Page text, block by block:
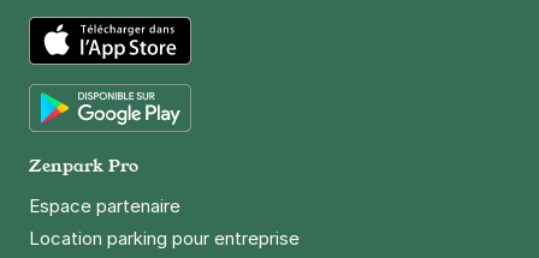
Réserver
Paris - Saint-Augustin Bergson -
App Store
Zenpark Pro
Espace partenaire
Location parking pour entreprise